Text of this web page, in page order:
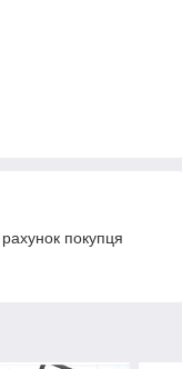
покупця